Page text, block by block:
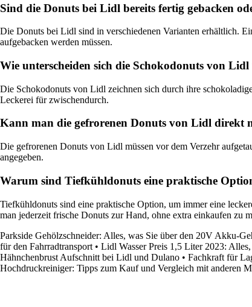
Sind die Donuts bei Lidl bereits fertig gebacken
Die Donuts bei Lidl sind in verschiedenen Varianten erhältlich.
aufgebacken werden müssen.
Wie unterscheiden sich die Schokodonuts von
Die Schokodonuts von Lidl zeichnen sich durch ihre
Leckerei für zwischendurch.
Kann man die gefrorenen Donuts von Lidl direkt
Die gefrorenen Donuts von Lidl müssen vor dem Verzehr
angegeben.
Warum sind Tiefkühldonuts eine praktische
Tiefkühldonuts sind eine praktische Option, um immer eine
man jederzeit frische Donuts zur Hand, ohne extra einkaufen zu
Parkside Gehölzschneider: Alles, was Sie über den 20V Akku-
für den Fahrradtransport • Lidl Wasser Preis 1,5 Liter 2023:
Hähnchenbrust Aufschnitt bei Lidl und Dulano • Fachkraft für
Hochdruckreiniger: Tipps zum Kauf und Vergleich mit anderen